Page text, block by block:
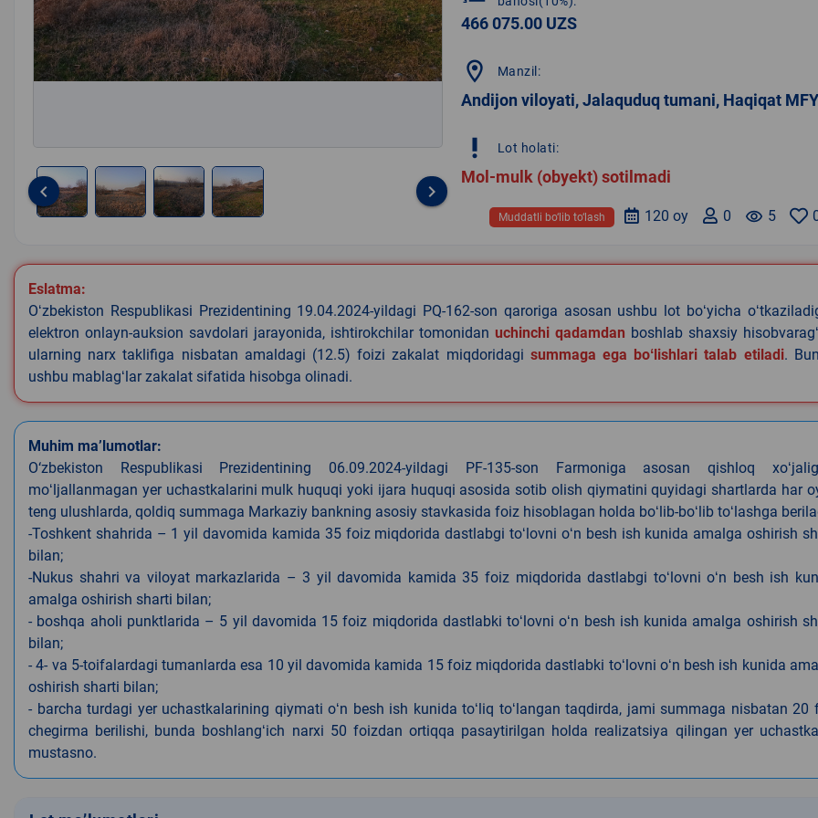
of
4
keyboard_arrow_left keyboard_arrow_right
466 075.00 UZS
location_on Manzil:
Andijon viloyati, Jalaquduq tumani, Haqiqat MFY
priority_high Lot holati:
Mol-mulk (obyekt) sotilmadi
remove_red_eye 5
0
120 oy
Muddatli bo‘lib to‘lash
Eslatma:
Oʻzbekiston Respublikasi Prezidentining 19.04.2024-yildagi PQ-162-son qaroriga asosan ushbu lot boʻyicha
elektron onlayn-auksion savdolari jarayonida, ishtirokchilar tomonidan uchinchi qadamdan boshlab shaxsiy
ularning narx taklifiga nisbatan amaldagi (12.5) foizi zakalat miqdoridagi summaga ega boʻlishlari talab etiladi.
ushbu mablagʻlar zakalat sifatida hisobga olinadi.
Muhim ma’lumotlar:
O‘zbekiston Respublikasi Prezidentining 06.09.2024-yildagi PF-135-son Farmoniga asosan qishloq
moʻljallanmagan yer uchastkalarini mulk huquqi yoki ijara huquqi asosida sotib olish qiymatini quyidagi shartlarda har
teng ulushlarda, qoldiq summaga Markaziy bankning asosiy stavkasida foiz hisoblagan holda boʻlib-boʻlib toʻlashga
-Toshkent shahrida – 1 yil davomida kamida 35 foiz miqdorida dastlabgi toʻlovni oʻn besh ish kunida amalga oshirish
bilan;
-Nukus shahri va viloyat markazlarida – 3 yil davomida kamida 35 foiz miqdorida dastlabgi toʻlovni oʻn besh ish
amalga oshirish sharti bilan;
- boshqa aholi punktlarida – 5 yil davomida 15 foiz miqdorida dastlabki toʻlovni oʻn besh ish kunida amalga oshirish
bilan;
- 4- va 5-toifalardagi tumanlarda esa 10 yil davomida kamida 15 foiz miqdorida dastlabki toʻlovni oʻn besh ish kunida
oshirish sharti bilan;
- barcha turdagi yer uchastkalarining qiymati oʻn besh ish kunida toʻliq toʻlangan taqdirda, jami summaga nisbatan 20
chegirma berilishi, bunda boshlangʻich narxi 50 foizdan ortiqqa pasaytirilgan holda realizatsiya qilingan yer
mustasno.